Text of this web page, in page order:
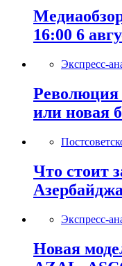
16:00 6
Экспресс-
Революция
или новая
Что стоит
Экспресс-
Новая